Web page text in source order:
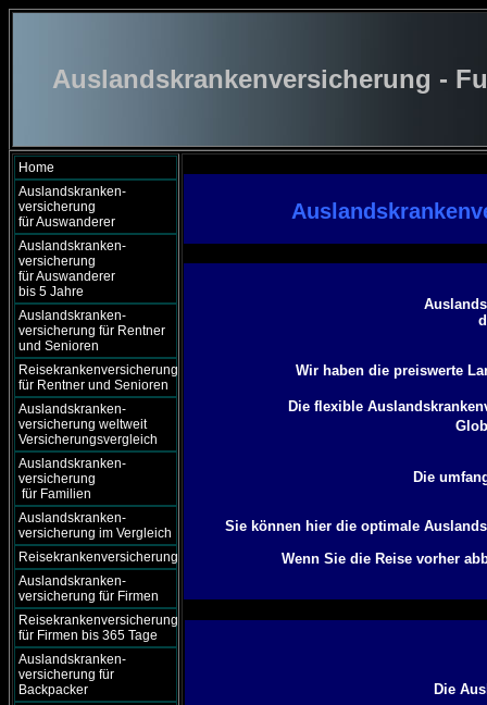
Auslandskrankenversicherung -
Home
Auslandskranken-
versicherung
für Auswanderer
Auslandskranken-
versicherung
für Auswanderer
bis 5 Jahre
Auslandskranken-
versicherung für Rentner
und Senioren
Reisekrankenversicherung
für Rentner und Senioren
Auslandskranken-
versicherung weltweit
Versicherungsvergleich
Auslandskranken-
versicherung
für Familien
Auslandskranken-
versicherung im Vergleich
Reisekrankenversicherung
Auslandskranken-
versicherung für Firmen
Reisekrankenversicherung
für Firmen bis 365 Tage
Auslandskranken-
versicherung für
Backpacker
Wir haben die preiswerte
Die flexible
Die
Sie können hier die optimale
Wenn Sie die Reise vorher
Die